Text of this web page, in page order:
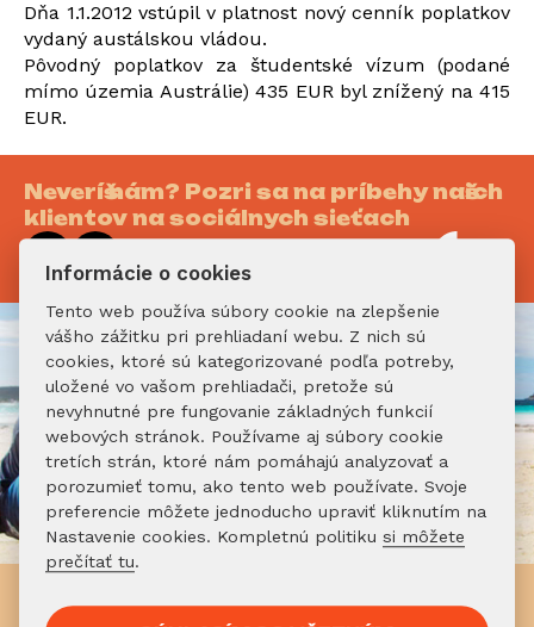
Dňa 1.1.2012 vstúpil v platnost nový cenník poplatkov
vydaný austálskou vládou.
Pôvodný poplatkov za študentské vízum (podané
mímo územia Austrálie) 435 EUR byl znížený na 415
EUR.
Neveríš nám? Pozri sa na príbehy našich
klientov na sociálnych sieťach
Už vieš, že chceš do Austrálie?
Informácie o cookies
Tento web používa súbory cookie na zlepšenie
vášho zážitku pri prehliadaní webu. Z nich sú
cookies, ktoré sú kategorizované podľa potreby,
uložené vo vašom prehliadači, pretože sú
nevyhnutné pre fungovanie základných funkcií
webových stránok. Používame aj súbory cookie
tretích strán, ktoré nám pomáhajú analyzovať a
porozumieť tomu, ako tento web používate. Svoje
preferencie môžete jednoducho upraviť kliknutím na
Nastavenie cookies. Kompletnú politikusi môžete
prečítať tu.